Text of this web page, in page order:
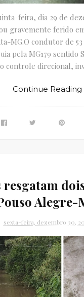
feira, dia 29 de
gravemente ferido
MG.O condutor de
pela MG179 sentido
controle direcional,
Continue Reading
Alegre-
sexta-feira, dezembro 30,